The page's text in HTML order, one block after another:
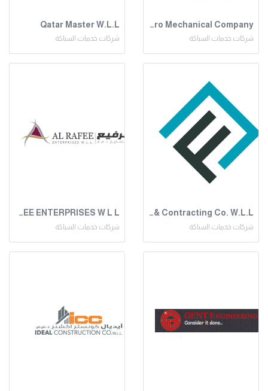
Qatar Master W.L.L
شركات خدمات السباكة
Multi-choice Electro Mechanical Company
شركات خدمات السباكة
AL RAFEE ENTERPRISES W L L
شركات خدمات السباكة
Manforce Trading & Contracting Co. W.L.L.
شركات خدمات السباكة